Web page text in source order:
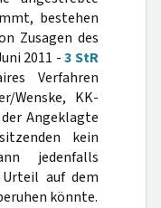
bestehen
Zusagen des
2011 -3 StR
Verfahren
Wenske, KK-
der Angeklagte
kein
jedenfalls
Urteil auf dem
könnte.